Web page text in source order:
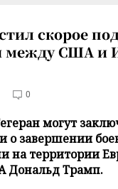
скорое
между США и
0
могут
о завершении
на территории
Дональд Трамп.